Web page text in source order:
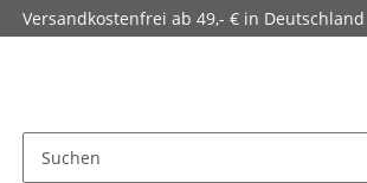
Versandkostenfrei ab 49,- € in Deutschland